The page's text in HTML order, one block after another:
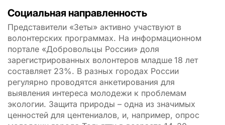
Социальная направленность
Представители «Зеты» активно участвуют в
волонтерских программах. На информационном
портале «Добровольцы России» доля
зарегистрированных волонтеров младше 18 лет
составляет 23%. В разных городах России
регулярно проводятся анкетирования для
выявления интереса молодежи к проблемам
экологии. Защита природы – одна из значимых
ценностей для центениалов, и, например, опрос